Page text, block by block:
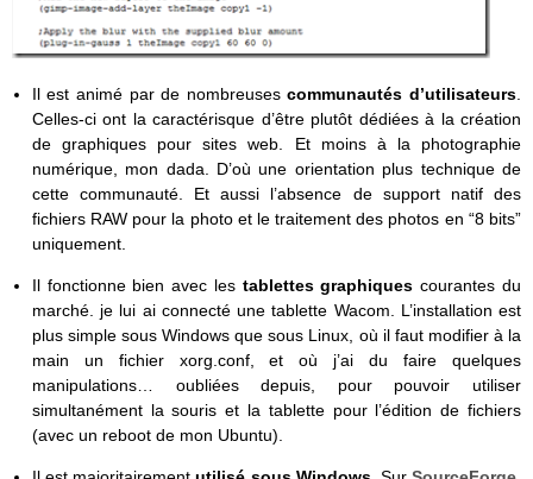
Il est animé par de nombreusescommunautés d’utilisateurs
Celles-ci ont la caractérisque d’être plutôt dédiées à la création
de graphiques pour sites web. Et moins à la photographie
numérique, mon dada. D’où une orientation plus technique de
cette communauté. Et aussi l’absence de support natif des
fichiers RAW pour la photo et le traitement des photos en “8 bits”
uniquement.
Il fonctionne bien avec les tablettes graphiquescourantes du
marché. je lui ai connecté une tablette Wacom. L’installation est
plus simple sous Windows que sous Linux, où il faut modifier à la
main un fichier xorg.conf, et où j’ai du faire quelques
manipulations… oubliées depuis, pour pouvoir utiliser
simultanément la souris et la tablette pour l’édition de fichiers
(avec un reboot de mon Ubuntu).